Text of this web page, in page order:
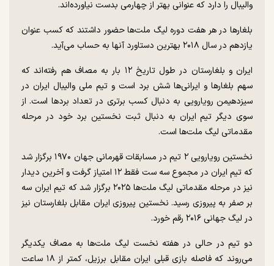
والیبال را دارد که عنوانی بهتر از چهارمی بدست نیاورده‌اند.
بلغار‌ها در هر هفت دوره لیگ ملت‌ها حضور داشتند که کسب عنوان
یازدهم در سال ۲۰۱۸ بهترین دستاورد آنها به حساب می‌آید.
ایران و بلغارستان در طول تاریخ ۱۲ بار به مصاف هم رفته‌اند که
سهم بلغار‌ها و ایرانی‌ها شش برد است و تیم ملی والیبال ایران در
سیزدهیمن رویارویی به دنبال کسب برتری در تعداد برد‌ها است. از
سوی دیگر تیم ایران به دنبال ثبت نخستین برد خود در مرحله
مقدماتی لیگ ملت‌ها است.
نخستین رویارویی ۲ تیم در مسابقات قهرمانی جهان ۱۹۷۰ برگزار شد
که تیم ایران در مجموع سه ست فقط ۱۲ امتیاز گرفت و آخرین دیدار
نیز در مرحله مقدماتی لیگ ملت‌ها ۲۰۲۵ برگزار شد که تیم ایران سه
بر صفر به پیروزی رسید. نخستین پیروزی ایران مقابل بلغارستان نیز
در لیگ جهانی ۲۰۱۶ رقم خورد.
دو تیم در حالی در هفته نخست لیگ ملت‌ها به مصاف یکدیگر
می‌روند که فاصله بازی قبلی ایران مقابل برزیل، کمتر از ۱۸ ساعت